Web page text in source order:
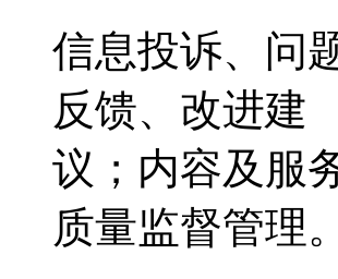
信息投诉、问
反馈、改进建
议；内容及服
质量监督管理。